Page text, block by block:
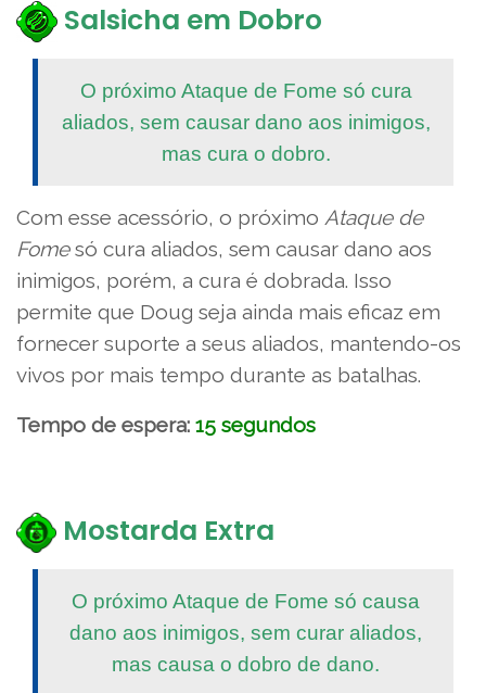
Salsicha em Dobro
O próximo Ataque de Fome só cura
aliados, sem causar dano aos inimigos,
mas cura o dobro.
Com esse acessório, o próximo Ataque de
Fomesó cura aliados, sem causar dano aos
inimigos, porém, a cura é dobrada. Isso
permite que Doug seja ainda mais eficaz em
fornecer suporte a seus aliados, mantendo-os
vivos por mais tempo durante as batalhas.
Tempo de espera: 15 segundos
Mostarda Extra
O próximo Ataque de Fome só causa
dano aos inimigos, sem curar aliados,
mas causa o dobro de dano.